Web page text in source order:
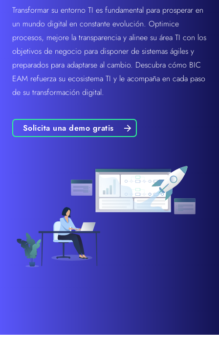
Transformar su entorno TI es fundamental para prosperar en
un mundo digital en constante evolución. Optimice
procesos, mejore la transparencia y alinee su área TI con los
objetivos de negocio para disponer de sistemas ágiles y
preparados para adaptarse al cambio. Descubra cómo BIC
EAM refuerza su ecosistema TI y le acompaña en cada paso
de su transformación digital.
Solicita una demo gratis